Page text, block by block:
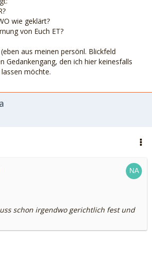
zu sein und eine allerseits
auf die Beine zu stellen -
braucht, um stabile und
pflegen zu können.
wie geklärt?
von Euch ET?
aus meinen persönl. Blickfeld
Gedankengang, den ich hier keinesfalls
möchte.
schon irgendwo gerichtlich fest und